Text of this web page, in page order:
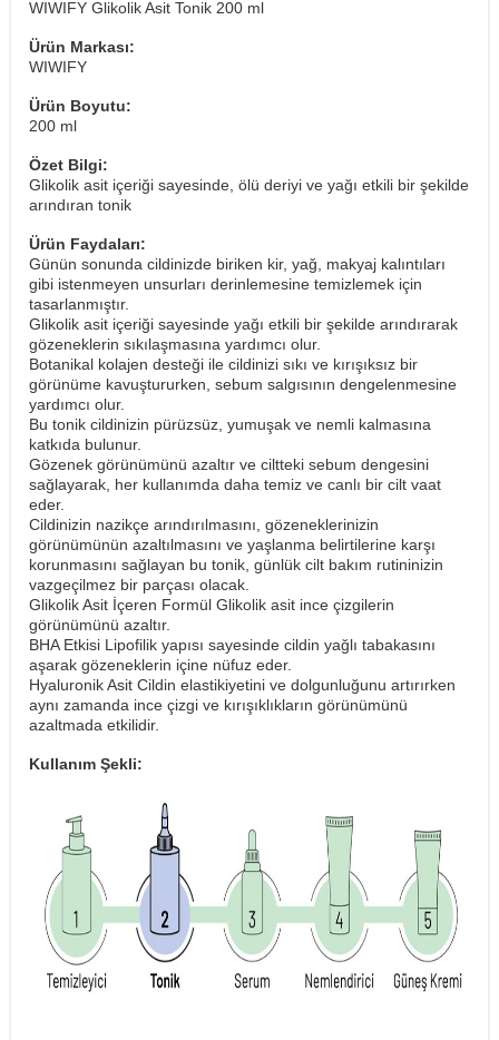
WIWIFY Glikolik Asit Tonik 200 ml
Ürün Markası:
WIWIFY
Ürün Boyutu:
200 ml
Özet Bilgi:
Glikolik asit içeriği sayesinde, ölü deriyi ve yağı etkili bir şekilde
arındıran tonik
Ürün Faydaları:
Günün sonunda cildinizde biriken kir, yağ, makyaj kalıntıları
gibi istenmeyen unsurları derinlemesine temizlemek için
tasarlanmıştır.
Glikolik asit içeriği sayesinde yağı etkili bir şekilde arındırarak
gözeneklerin sıkılaşmasına yardımcı olur.
Botanikal kolajen desteği ile cildinizi sıkı ve kırışıksız bir
görünüme kavuştururken, sebum salgısının dengelenmesine
yardımcı olur.
Bu tonik cildinizin pürüzsüz, yumuşak ve nemli kalmasına
katkıda bulunur.
Gözenek görünümünü azaltır ve ciltteki sebum dengesini
sağlayarak, her kullanımda daha temiz ve canlı bir cilt vaat
eder.
Cildinizin nazikçe arındırılmasını, gözeneklerinizin
görünümünün azaltılmasını ve yaşlanma belirtilerine karşı
korunmasını sağlayan bu tonik, günlük cilt bakım rutininizin
vazgeçilmez bir parçası olacak.
Glikolik Asit İçeren Formül Glikolik asit ince çizgilerin
görünümünü azaltır.
BHA Etkisi Lipofilik yapısı sayesinde cildin yağlı tabakasını
aşarak gözeneklerin içine nüfuz eder.
Hyaluronik Asit Cildin elastikiyetini ve dolgunluğunu artırırken
aynı zamanda ince çizgi ve kırışıklıkların görünümünü
azaltmada etkilidir.
Kullanım Şekli: